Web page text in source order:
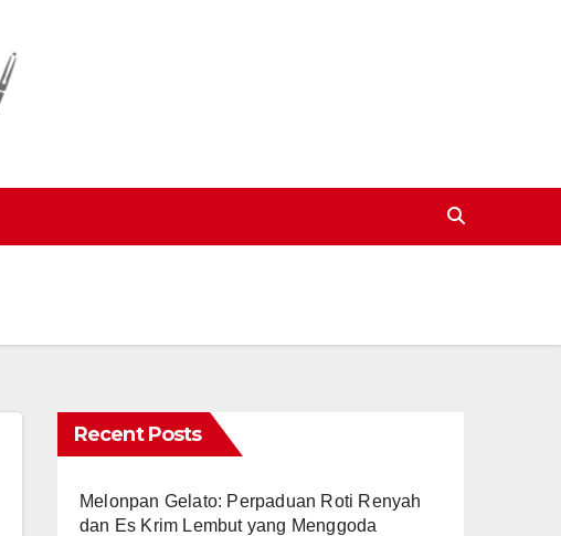
Recent Posts
Melonpan Gelato: Perpaduan Roti Renyah
dan Es Krim Lembut yang Menggoda